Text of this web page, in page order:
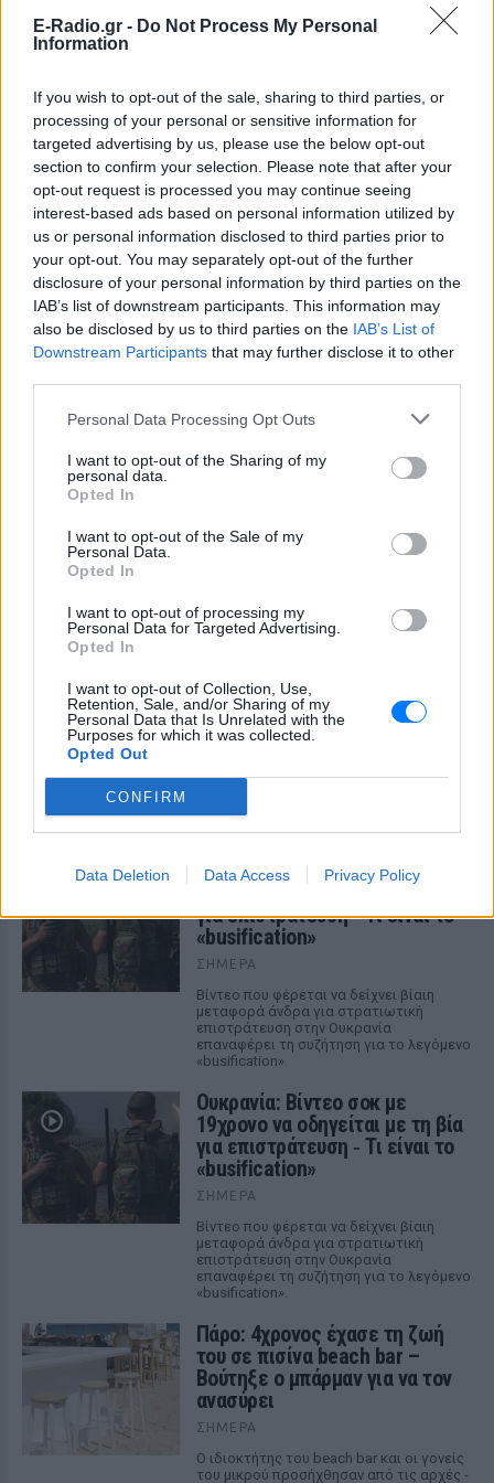
E-Radio.gr - Do Not Process My Personal
Information
If you wish to opt-out of the sale, sharing to third parties, or
processing of your personal or sensitive information for
targeted advertising by us, please use the below opt-out
section to confirm your selection. Please note that after your
opt-out request is processed you may continue seeing
interest-based ads based on personal information utilized by
us or personal information disclosed to third parties prior to
your opt-out. You may separately opt-out of the further
disclosure of your personal information by third parties on the
IAB’s list of downstream participants. This information may
also be disclosed by us to third parties on the IAB’s List of
Downstream Participants that may further disclose it to other
Personal Data Processing Opt Outs
I want to opt-out of the Sharing of my
personal data.
Opted In
I want to opt-out of the Sale of my
Personal Data.
Opted In
I want to opt-out of processing my
Personal Data for Targeted Advertising.
Opted In
I want to opt-out of Collection, Use,
Retention, Sale, and/or Sharing of my
Personal Data that Is Unrelated with the
Purposes for which it was collected.
Opted Out
CONFIRM
Data Deletion Data Access Privacy Policy
Ακολουθήστε το E-Radio.gr στοGoogle News
Για ακόμη περισσότερανέα, μπείτε στηνροή
ειδήσεωντου E-Daily.gr
Ακολουθήστε το E-Radio.gr και στο Instagram
ΔΙΑΦΗΜΙΣΗ
ΔΕΙΤΕ ΕΠΙΣΗΣ
ΣΤΗΝ ΙΔΙΑ ΚΑΤΗΓΟΡΙΑ
Ουκρανία: Βίντεο σοκ με
19χρονο να οδηγείται με τη βία
για επιστράτευση ‑ Τι είναι το
«busification»
ΣΉΜΕΡΑ
Βίντεο που φέρεται να δείχνει βίαιη
μεταφορά άνδρα για στρατιωτική
επιστράτευση στην Ουκρανία
επαναφέρει τη συζήτηση για το λεγόμενο
«busification».
Ουκρανία: Βίντεο σοκ με
19χρονο να οδηγείται με τη βία
για επιστράτευση ‑ Τι είναι το
«busification»
ΣΉΜΕΡΑ
Βίντεο που φέρεται να δείχνει βίαιη
μεταφορά άνδρα για στρατιωτική
επιστράτευση στην Ουκρανία
επαναφέρει τη συζήτηση για το λεγόμενο
«busification».
Πάρο: 4χρονος έχασε τη ζωή
του σε πισίνα beach bar –
Βούτηξε ο μπάρμαν για να τον
ανασύρει
ΣΉΜΕΡΑ
Ο ιδιοκτήτης του beach bar και οι γονείς
του μικρού προσήχθησαν από τις αρχές -